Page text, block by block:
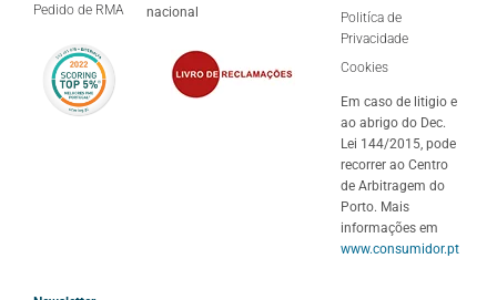
Pedido de RMA
nacional
Politíca de
Privacidade
Cookies
Em caso de litigio e
ao abrigo do Dec.
Lei 144/2015, pode
recorrer ao Centro
de Arbitragem do
Porto. Mais
informações em
www.consumidor.pt